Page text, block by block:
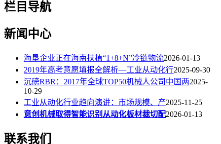
栏目导航
新闻中心
海垦企业正在海南扶植“1+8+N”冷链物流2026-01-13
2019年高考意愿填报全解析—工业从动化行2025-09-30
沉磅RBR：2017年全球TOP50机械人公司中国两2025-
10-29
工业从动化行业趋向演讲：市场规模、产2025-11-25
意创机械取得智能识别从动化板材裁切配2026-01-13
联系我们